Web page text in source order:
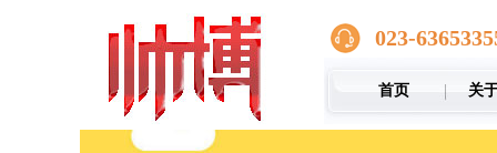
023-
首页 关